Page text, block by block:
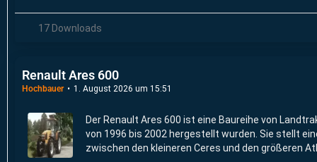
17 Downloads
Renault Ares 600
Hochbauer 1. August 2026 um 15:51
Der Renault Ares 600 ist eine Baureihe von
von 1996 bis 2002 hergestellt wurden. Sie stellt
zwischen den kleineren Ceres und den größeren